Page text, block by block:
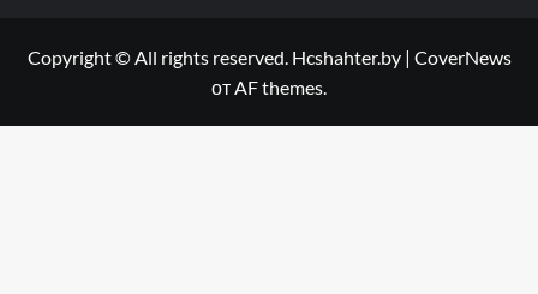
Copyright © All rights reserved. Hcshahter.by | CoverNews
от AF themes.